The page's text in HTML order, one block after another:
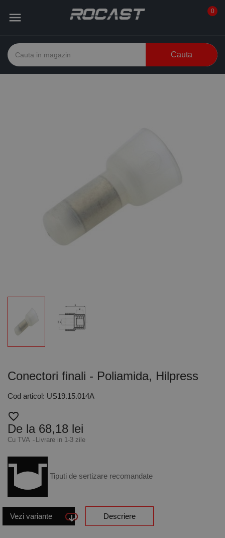
 0
Cauta
Conectori finali - Poliamida, Hilpress
Cod articol: US19.15.014A
favorite_border
De la 68,18 lei
Cu TVA Livrare in 1-3 zile
Tiputi de sertizare recomandate
Vezi variante Descriere